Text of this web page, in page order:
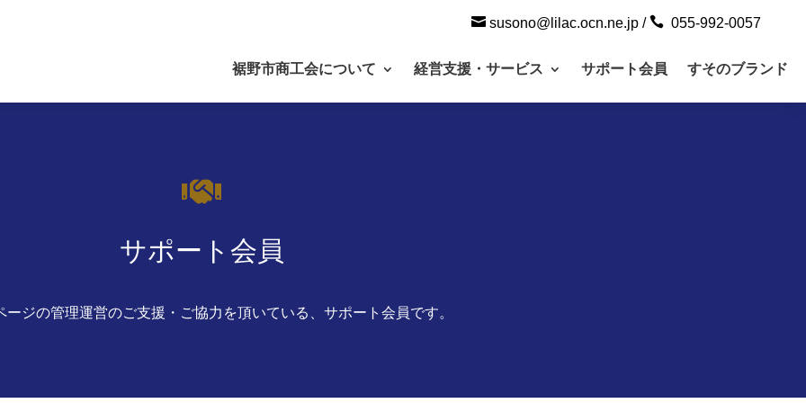
 susono@lilac.ocn.ne.jp /055-992-0057
裾野市商工会について 経営支援・サービス サポート会員 すそのブランド

サポート会員
ージの管理運営のご支援・ご協力を頂いている、サポート会員です。